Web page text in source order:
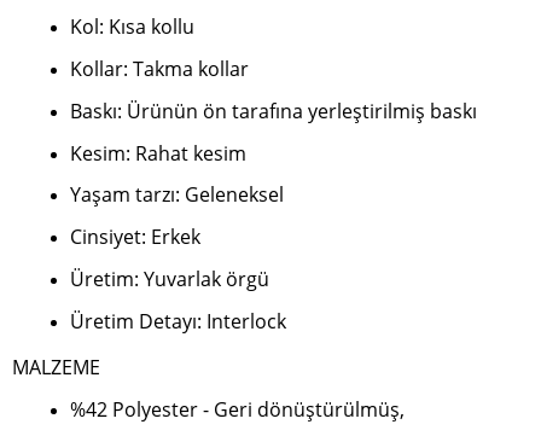
Kol: Kısa kollu
Kollar: Takma kollar
Baskı: Ürünün ön tarafına yerleştirilmiş baskı
Kesim: Rahat kesim
Yaşam tarzı: Geleneksel
Cinsiyet: Erkek
Üretim: Yuvarlak örgü
Üretim Detayı: Interlock
MALZEME
%42 Polyester - Geri dönüştürülmüş,